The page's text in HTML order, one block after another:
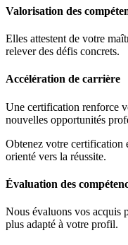
Valorisation des
Elles attestent de votre
relever des défis concrets.
Accélération de carrière
Une certification renforce
nouvelles opportunités
Obtenez votre certification
orienté vers la réussite.
Évaluation des
Nous évaluons vos acquis
plus adapté à votre profil.